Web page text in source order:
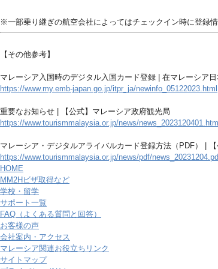
※一部乗り継ぎの航空会社によってはチェックイン時に登録
【その他参考】
マレーシア入国時のデジタル入国カード登録 | 在マレーシア
https://www.my.emb-japan.go.jp/itpr_ja/newinfo_05122023.html
重要なお知らせ | 【公式】マレーシア政府観光局
https://www.tourismmalaysia.or.jp/news/
マレーシア・デジタルアライバルカード登録方法（PDF） |
https://www.tourismmalaysia.or.jp/news/pdf/
HOME
MM2Hビザ取得など
学校・留学
サポート一覧
FAQ（よくある質問と回答）
お客様の声
会社案内・アクセス
マレーシア関連お役立ちリンク
サイトマップ